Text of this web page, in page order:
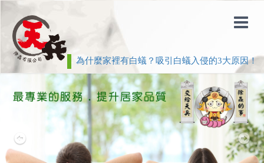
為什麼家裡有白蟻？吸引白蟻入侵的3大原因！
Previous